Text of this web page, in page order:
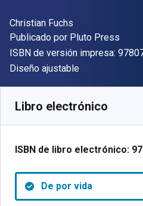
Autor(es)
Christian Fuchs
Editor
Publicado por Pluto Press
ISBN de versión impresa:
Formato
Diseño ajustable
Libro electrónico
ISBN de libro electrónico:
De por vida